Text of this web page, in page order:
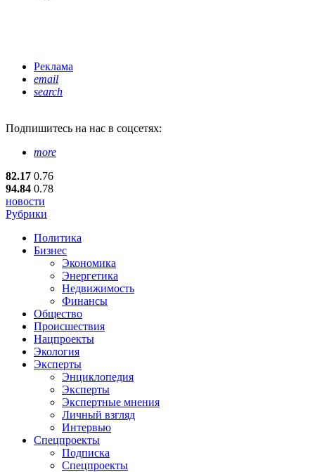
Реклама
email
search
Подпишитесь на нас в соцсетях:
more
82.17 0.76
94.84 0.78
новости
Рубрики
Политика
Бизнес
Экономика
Энергетика
Недвижимость
Финансы
Общество
Происшествия
Нацпроекты
Экология
Эксперты
Энциклопедия
Эксперты
Экспертные мнения
Личный взгляд
Интервью
Спецпроекты
Подписка
Спецпроекты